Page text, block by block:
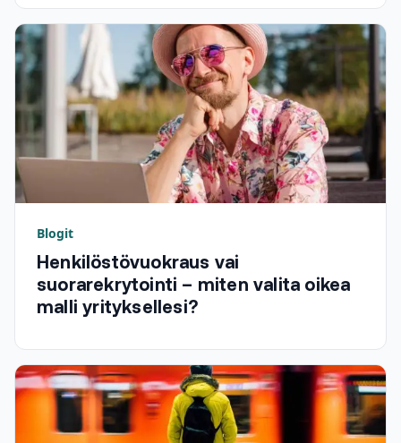
Blogit
Henkilöstövuokraus vai
suorarekrytointi – miten valita oikea
malli yrityksellesi?